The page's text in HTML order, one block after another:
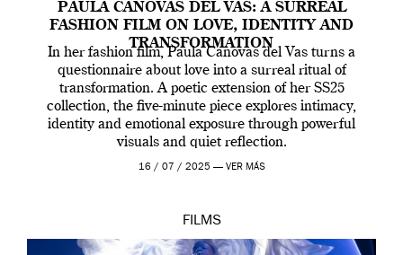
PAULA CANOVAS DEL VAS: A SURREAL
FASHION FILM ON LOVE, IDENTITY AND
TRANSFORMATION
In her fashion film, Paula Canovas del Vas turns a
questionnaire about love into a surreal ritual of
transformation. A poetic extension of her SS25
collection, the five-minute piece explores intimacy,
identity and emotional exposure through powerful
visuals and quiet reflection.
16 / 07 / 2025 — VER MÁS
FILMS